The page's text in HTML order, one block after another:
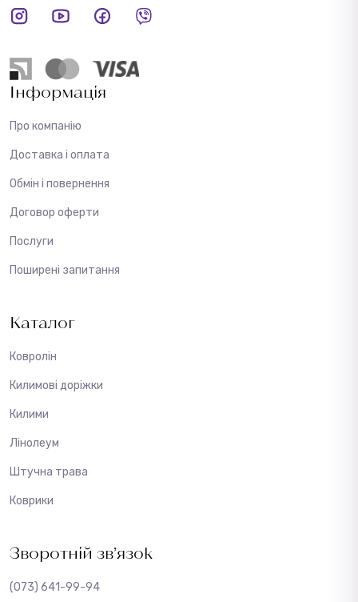
Інформація
Про компанію
Доставка і оплата
Обмін і повернення
Договор оферти
Послуги
Поширені запитання
Каталог
Ковролін
Килимові доріжки
Килими
Лінолеум
Штучна трава
Коврики
Зворотній зв’язок
(073) 641-99-94